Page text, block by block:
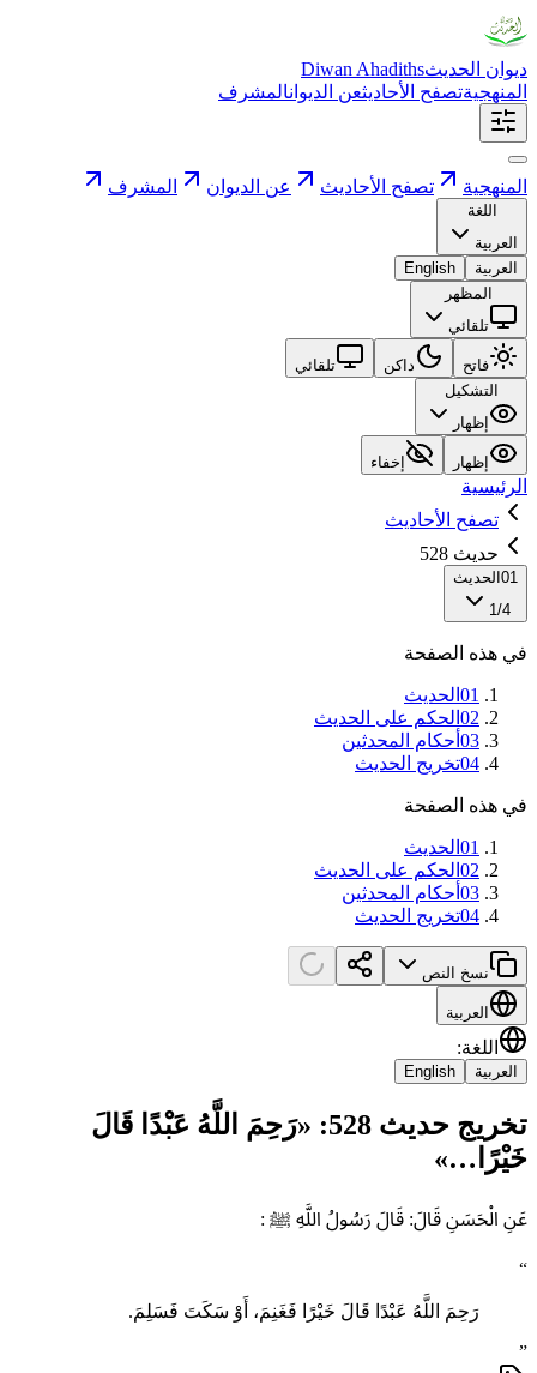
ديوان الحديثDiwan Ahadiths
المنهجيةتصفح الأحاديثعن الديوانالمشرف
المنهجية تصفح الأحاديث عن الديوان المشرف
اللغة
العربية
العربية
English
المظهر
تلقائي
فاتح داكن
تلقائي
التشكيل
إظهار
إظهار إخفاء
الرئيسية
تصفح الأحاديث
حديث 528
01 الحديث
1/4
في هذه الصفحة
01 الحديث
02 الحكم على الحديث
03 أحكام المحدثين
04تخريج الحديث
في هذه الصفحة
01 الحديث
02 الحكم على الحديث
03 أحكام المحدثين
04تخريج الحديث
نسخ النص
العربية
اللغة:
العربية English
تخريج حديث 528: «رَحِمَ اللَّهُ عَبْدًا قَالَ
خَيْرًا…»
عَنِ الْحَسَنِ قَالَ: قَالَ رَسُولُ اللَّهِ ﷺ :
“
رَحِمَ اللَّهُ عَبْدًا قَالَ خَيْرًا فَغَنِمَ، أَوْ سَكَتَ فَسَلِمَ.
”